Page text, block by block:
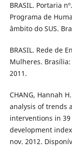
BRASIL. Portaria
Programa de
âmbito do SUS.
BRASIL. Rede de
Mulheres.
2011.
CHANG, Hannah
analysis of trends
interventions in
development
nov. 2012.